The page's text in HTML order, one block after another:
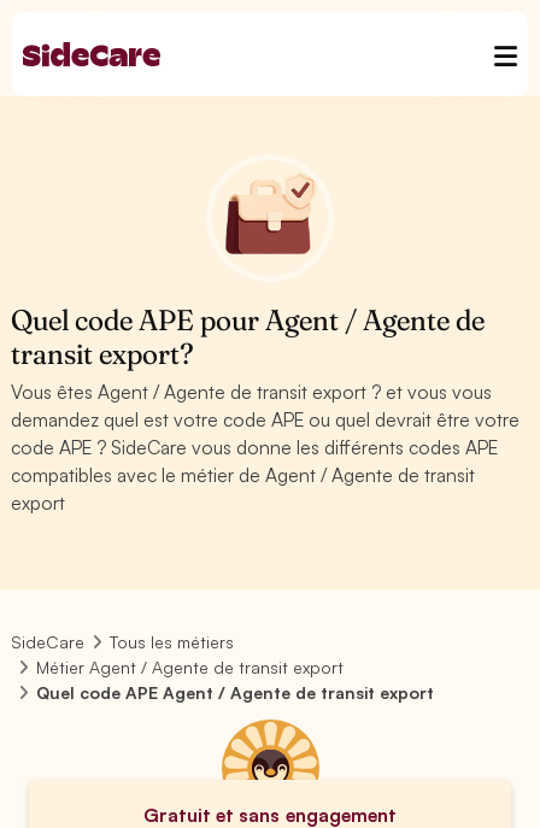
Quel code APE pour Agent / Agente de
transit export?
Vous êtes Agent / Agente de transit export ? et vous vous
demandez quel est votre code APE ou quel devrait être votre
code APE ? SideCare vous donne les différents codes APE
compatibles avec le métier de Agent / Agente de transit
export
SideCare
Tous les métiers
Métier Agent / Agente de transit export
Quel code APE Agent / Agente de transit export
Gratuit et sans engagement